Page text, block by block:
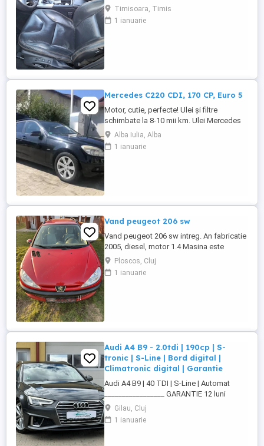
probleme mecanice si estetice. Dotări
scaune piele cu reglaje automate , cutie
manuala , GPS si camera marșarier,
Timisoara, Timis
1 ianuarie
Mercedes C220 CDI, 170 CP, Euro 5
Motor, cutie, perfecte! Ulei și filtre
schimbate la 8-10 mii km. Ulei Mercedes
15 W - 30. Echipamente si caracteristici
speciale: Sistem de navigație COMAND
APS: Sistem de navigație integrat
Alba Iulia, Alba
1 ianuarie
Vand peugeot 206 sw
Vand peugeot 206 sw intreg. An fabricatie
2005, diesel, motor 1.4 Masina este
radiata. Pentru mai multe detalii va rog
sunati la nr. de telefon afisat:
Ploscos, Cluj
1 ianuarie
Audi A4 B9 - 2.0tdi | 190cp | S-
tronic | S-Line | Bord digital |
Climatronic digital | Garantie
Audi A4 B9 | 40 TDI | S-Line | Automat
_________________ GARANTIE 12 luni
(motor, cutie de viteze, turbina
supraalimentare, pompa apa, etc) Livrare
gratuita la domiciliu (in limita a 100km)
Gilau, Cluj
1 ianuarie